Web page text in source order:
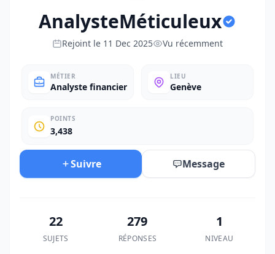
AnalysteMéticuleux
Rejoint le 11 Dec 2025 Vu récemment
MÉTIER
Analyste financier
LIEU
Genève
POINTS
3,438
Suivre Message
22
SUJETS
279
RÉPONSES
1
NIVEAU